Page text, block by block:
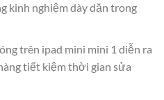
kinh nghiệm dày dặn trong
trên ipad mini mini 1 diễn ra
tiết kiệm thời gian sửa